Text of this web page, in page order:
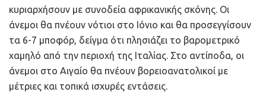
κυριαρχήσουν με συνοδεία αφρικανικής σκόνης. Οι
άνεμοι θα πνέουν νότιοι στο Ιόνιο και θα προσεγγίσουν
τα 6-7 μποφόρ, δείγμα ότι πλησιάζει το βαρομετρικό
χαμηλό από την περιοχή της Ιταλίας. Στο αντίποδα, οι
άνεμοι στο Αιγαίο θα πνέουν βορειοανατολικοί με
μέτριες και τοπικά ισχυρές εντάσεις.